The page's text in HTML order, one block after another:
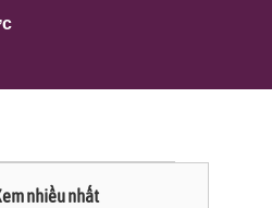
nhiều nhất